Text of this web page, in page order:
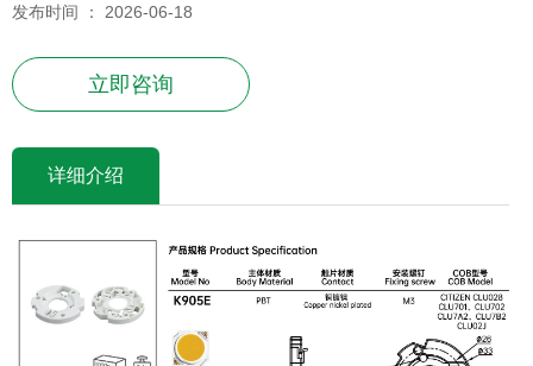
发布时间 ： 2026-06-18
立即咨询
详细介绍